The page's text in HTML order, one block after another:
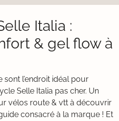
Italia :
& gel flow à
sont l’endroit idéal pour
Selle Italia pas cher. Un
vélos route & vtt à découvrir
consacré à la marque ! Et